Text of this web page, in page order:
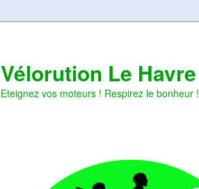
Vélorution Le Havre
Eteignez vos moteurs ! Respirez le bonheur !